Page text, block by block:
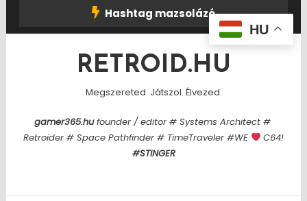
Hashtag mazsolázó
RETROID.HU
Megszereted. Játszol. Élvezed.
gamer365.hufounder / editor # Systems Architect #
Retroider # Space Pathfinder # TimeTraveler #WE
C64!
#STINGER
HU